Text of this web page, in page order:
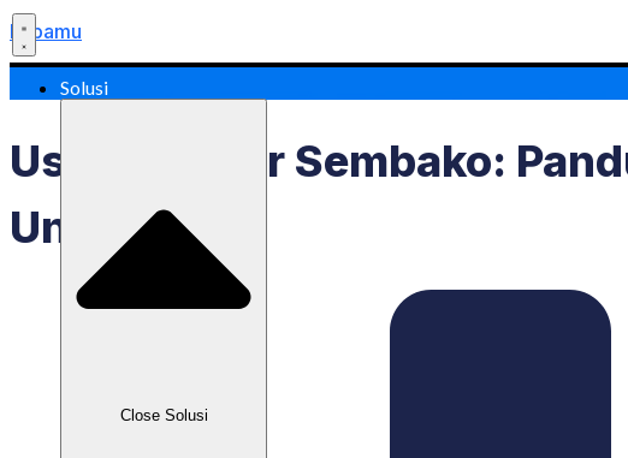
Labamu
Solusi
Close Solusi
Usaha Grosir Sembako:
Untung